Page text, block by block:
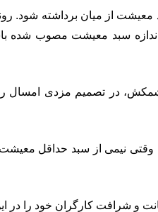
از میان برداشته شود.
در تصمیم مزدی امسال
نیمی از سبد حداقل
و شرافت کارگران خود را در